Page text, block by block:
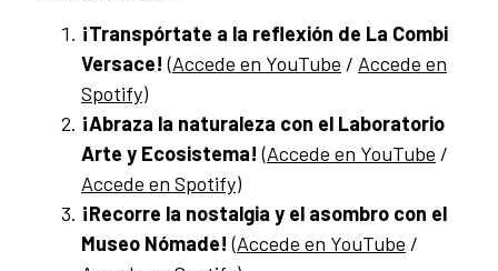
¡Transpórtate a la reflexión de La Combi
Versace! (Accede en YouTube / Accede en
Spotify)
¡Abraza la naturaleza con el Laboratorio
Arte y Ecosistema!(Accede en YouTube /
Accede en Spotify)
¡Recorre la nostalgia y el asombro con el
Museo Nómade!(Accede en YouTube /